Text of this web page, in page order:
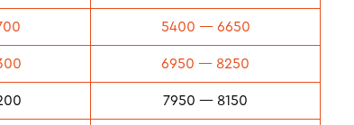
5400 — 6650
6950 — 8250
7950 — 8150